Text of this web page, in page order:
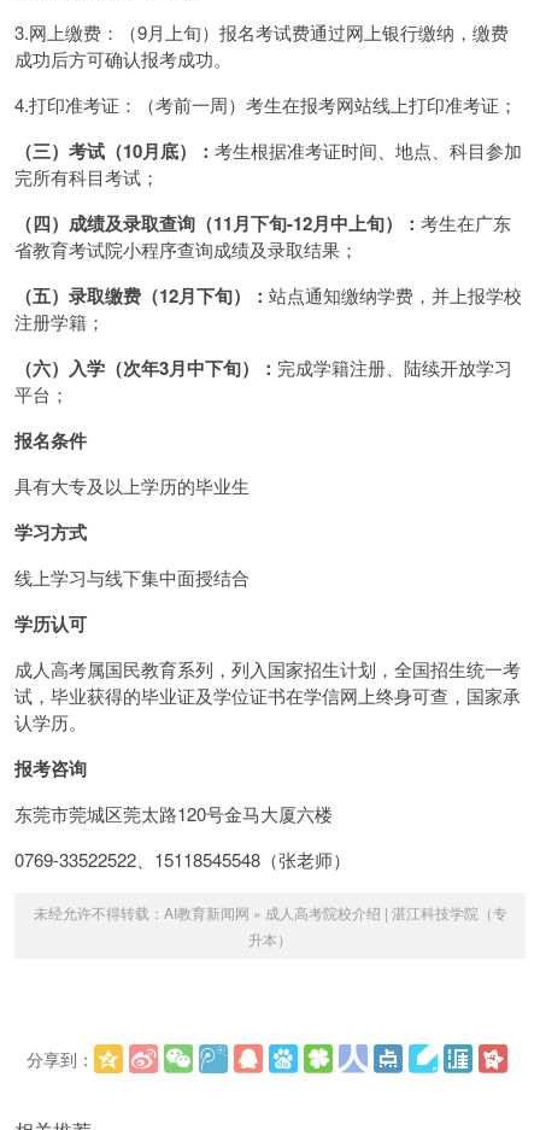
3.网上缴费：（9月上旬）报名考试费通过网上银行缴纳，缴费
成功后方可确认报考成功。
4.打印准考证：（考前一周）考生在报考网站线上打印准考证；
（三）考试（10月底）： 考生根据准考证时间、地点、科目参加
完所有科目考试；
（四）成绩及录取查询（11月下旬-12月中上旬）： 考生在广东
省教育考试院小程序查询成绩及录取结果；
（五）录取缴费（12月下旬）： 站点通知缴纳学费，并上报学校
注册学籍；
（六）入学（次年3月中下旬）： 完成学籍注册、陆续开放学习
平台；
报名条件
具有大专及以上学历的毕业生
学习方式
线上学习与线下集中面授结合
学历认可
成人高考属国民教育系列，列入国家招生计划，全国招生统一考
试，毕业获得的毕业证及学位证书在学信网上终身可查，国家承
认学历。
报考咨询
东莞市莞城区莞太路120号金马大厦六楼
0769-33522522、15118545548（张老师）
未经允许不得转载： AI教育新闻网 » 成人高考院校介绍 | 湛江科技学院（专
升本）
分享到：